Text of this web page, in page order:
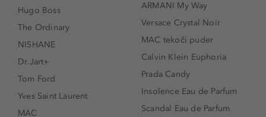
Hugo Boss
The Ordinary
NISHANE
Dr.Jart+
Tom Ford
Yves Saint Laurent
MAC
ARMANI My Way
Versace Crystal Noir
MAC tekoči puder
Calvin Klein Euphoria
Prada Candy
Insolence Eau de Parfum
Scandal Eau de Parfum